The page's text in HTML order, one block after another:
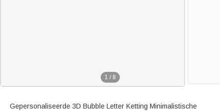
1 / 8
Gepersonaliseerde 3D Bubble Letter Ketting Minimalistische